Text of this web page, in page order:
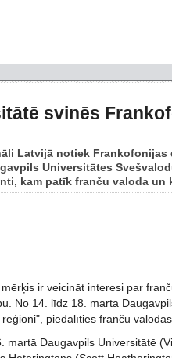
svinēs
Latvijā notiek
Universitātes
kam patīk franču valoda un
ir veicināt interesi par
No 14. līdz 18. marta
piedalīties franču
martā Daugavpils Universitātē